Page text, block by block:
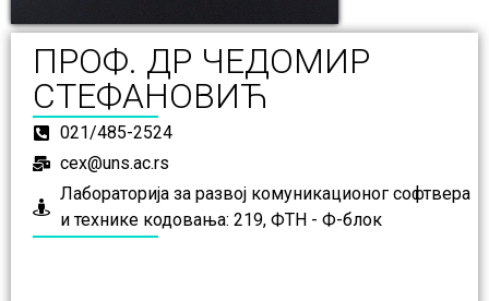
ПРОФ. ДР ЧЕДОМИР
СТЕФАНОВИЋ
021/485-2524
cex@uns.ac.rs
Лабораторија за развој комуникационог софтвера
и технике кодовања: 219, ФТН - Ф-блок